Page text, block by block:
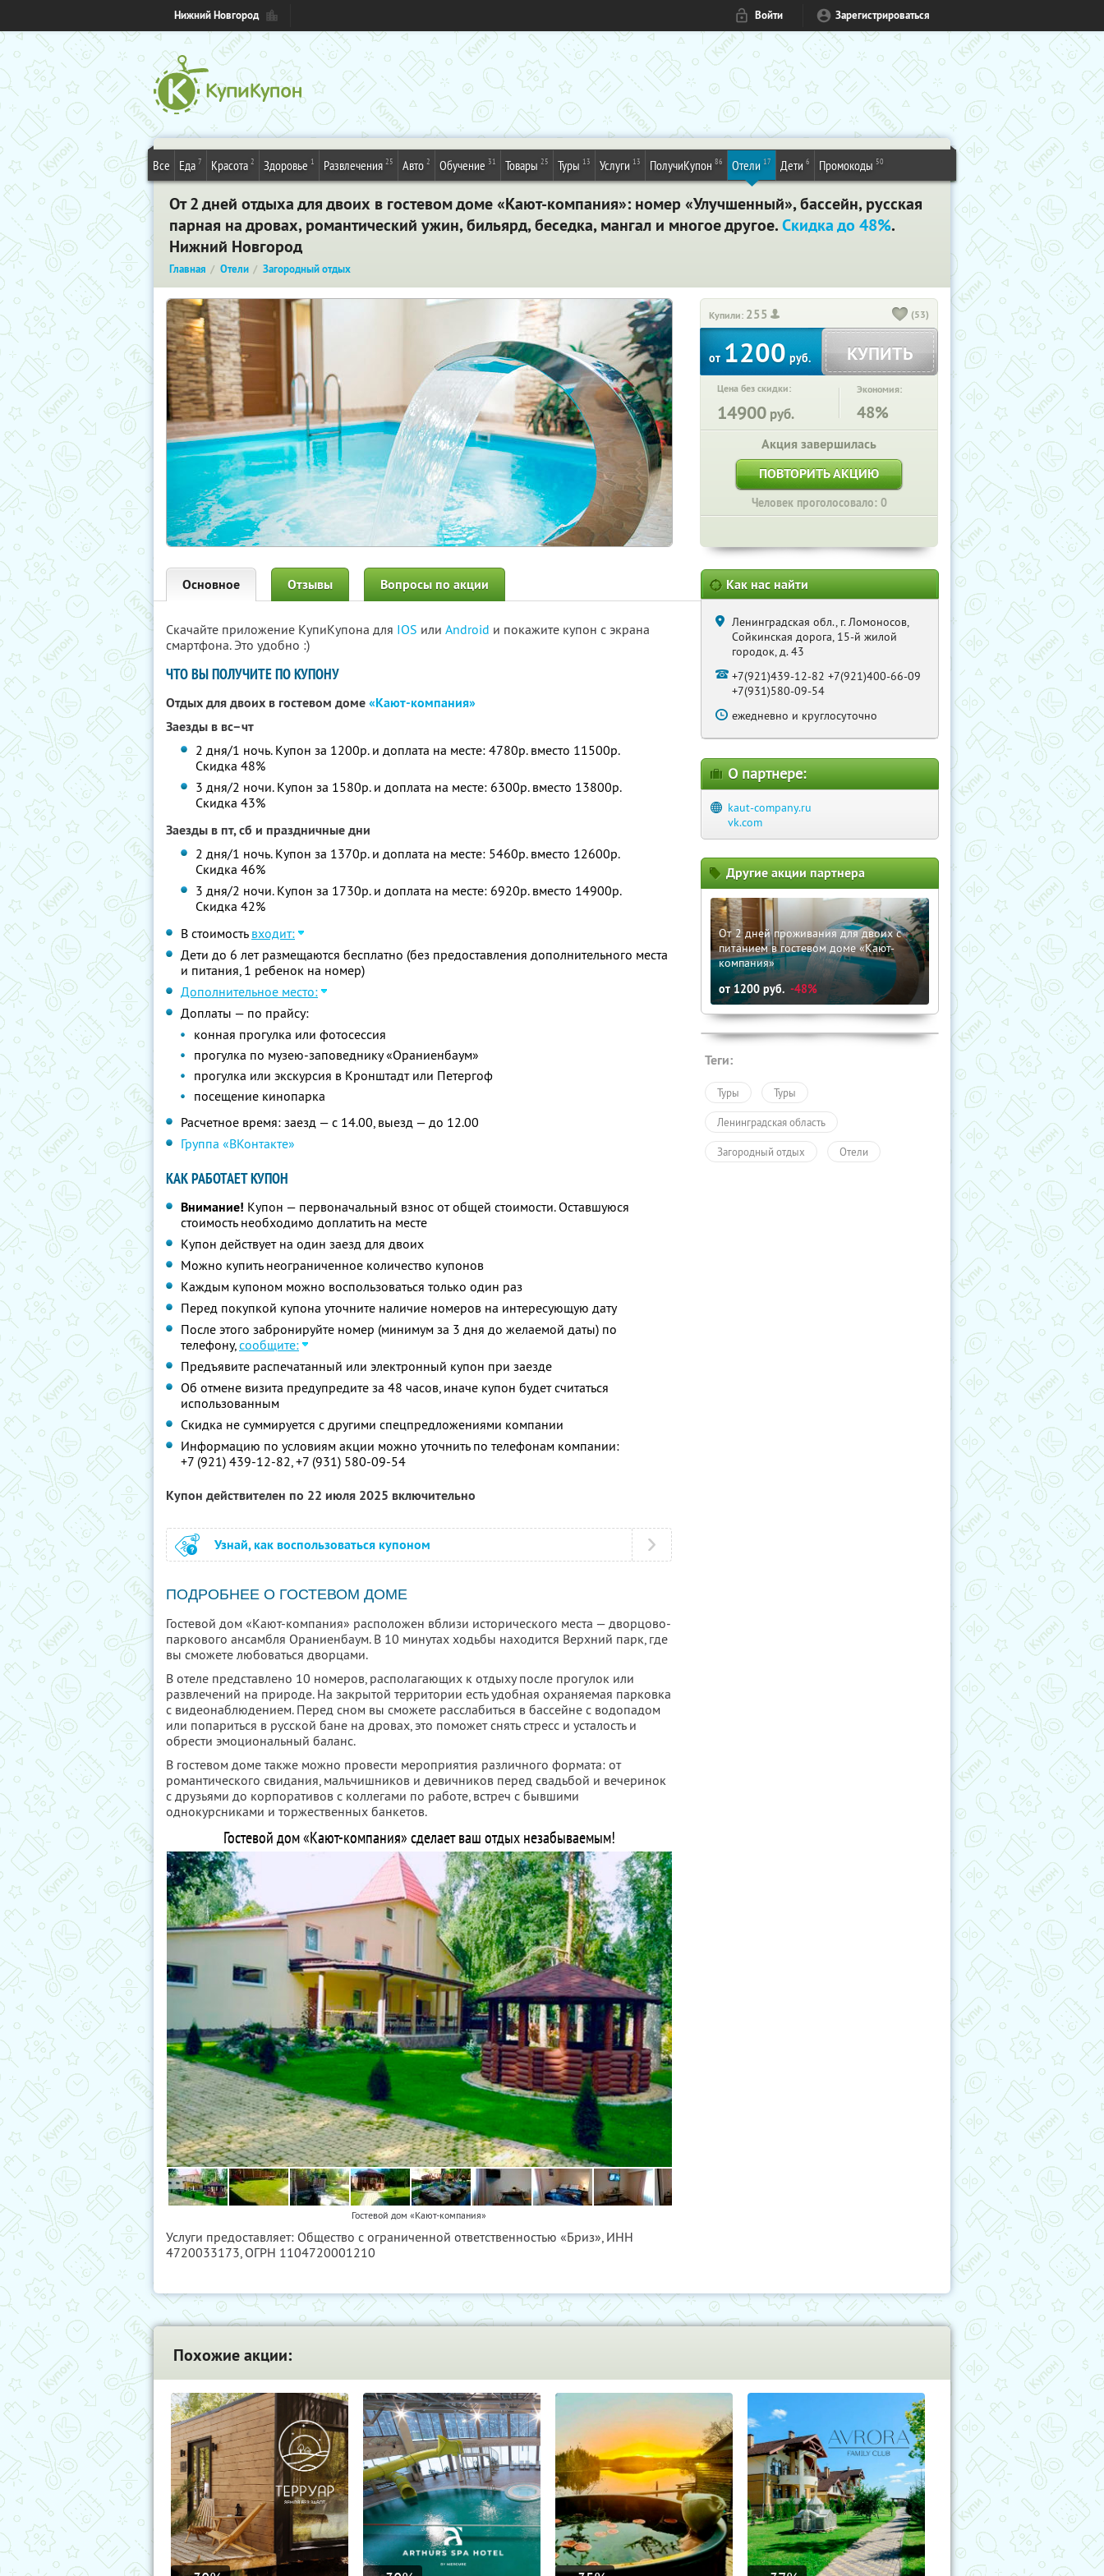
Нижний Новгород Войти Зарегистрироваться
Все Еда 7 Красота 2 Здоровье 1 Развлечения 25 Авто 2 Обучение 31 Товары 25 Туры 13 Услуги 13 ПолучиКупон 86 Отели 17 Дети 6 Промокоды 50
От 2 дней отдыха для двоих в гостевом доме «Кают-компания»: номер «Улучшенный», бассейн, русская
парная на дровах, романтический ужин, бильярд, беседка, мангал и многое другое.Скидка до 48%.
Нижний Новгород
Главная Отели Загородный отдых
Купили: 255 (53)
от 1200 руб. КУПИТЬ
Цена без скидки:
14900 руб.
Экономия:
48%
Акция завершилась
ПОВТОРИТЬ АКЦИЮ
Человек проголосовало: 0
Основное Отзывы Вопросы по акции
Скачайте приложение КупиКупона для IOS или Android и покажите купон с экрана
смартфона. Это удобно :)
ЧТО ВЫ ПОЛУЧИТЕ ПО КУПОНУ
Отдых для двоих в гостевом доме«Кают-компания»
Заезды в вс–чт
2 дня/1 ночь. Купон за 1200р. и доплата на месте: 4780р. вместо 11500р.
Скидка 48%
3 дня/2 ночи. Купон за 1580р. и доплата на месте: 6300р. вместо 13800р.
Скидка 43%
Заезды в пт, сб и праздничные дни
2 дня/1 ночь. Купон за 1370р. и доплата на месте: 5460р. вместо 12600р.
Скидка 46%
3 дня/2 ночи. Купон за 1730р. и доплата на месте: 6920р. вместо 14900р.
Скидка 42%
В стоимость входит:
Дети до 6 лет размещаются бесплатно (без предоставления дополнительного места
и питания, 1 ребенок на номер)
Дополнительное место:
Доплаты — по прайсу:
конная прогулка или фотосессия
прогулка по музею-заповеднику «Ораниенбаум»
прогулка или экскурсия в Кронштадт или Петергоф
посещение кинопарка
Расчетное время: заезд — с 14.00, выезд — до 12.00
Группа «ВКонтакте»
КАК РАБОТАЕТ КУПОН
Внимание! Купон — первоначальный взнос от общей стоимости. Оставшуюся
стоимость необходимо доплатить на месте
Купон действует на один заезд для двоих
Можно купить неограниченное количество купонов
Каждым купоном можно воспользоваться только один раз
Перед покупкой купона уточните наличие номеров на интересующую дату
После этого забронируйте номер (минимум за 3 дня до желаемой даты) по
телефону,сообщите:
Предъявите распечатанный или электронный купон при заезде
Об отмене визита предупредите за 48 часов, иначе купон будет считаться
использованным
Скидка не суммируется с другими спецпредложениями компании
Информацию по условиям акции можно уточнить по телефонам компании:
+7 (921) 439-12-82, +7 (931) 580-09-54
Купон действителен по 22 июля 2025 включительно
Узнай, как воспользоваться купоном
ПОДРОБНЕЕ О ГОСТЕВОМ ДОМЕ
Гостевой дом «Кают-компания» расположен вблизи исторического места — дворцово-
паркового ансамбля Ораниенбаум. В 10 минутах ходьбы находится Верхний парк, где
вы сможете любоваться дворцами.
В отеле представлено 10 номеров, располагающих к отдыху после прогулок или
развлечений на природе. На закрытой территории есть удобная охраняемая парковка
с видеонаблюдением. Перед сном вы сможете расслабиться в бассейне с водопадом
или попариться в русской бане на дровах, это поможет снять стресс и усталость и
обрести эмоциональный баланс.
В гостевом доме также можно провести мероприятия различного формата: от
романтического свидания, мальчишников и девичников перед свадьбой и вечеринок
с друзьями до корпоративов с коллегами по работе, встреч с бывшими
однокурсниками и торжественных банкетов.
Гостевой дом «Кают-компания» сделает ваш отдых незабываемым!
Гостевой дом «Кают-компания»
Услуги предоставляет: Общество с ограниченной ответственностью «Бриз», ИНН
4720033173, ОГРН 1104720001210
Как нас найти
Ленинградская обл., г. Ломоносов,
Сойкинская дорога, 15-й жилой
городок, д. 43
+7(921)439-12-82 +7(921)400-66-09
+7(931)580-09-54
ежедневно и круглосуточно
О партнере:
kaut-company.ru
vk.com
Другие акции партнера
От 2 дней проживания для двоих с
питанием в гостевом доме «Кают-
компания»
от1200 руб. -48%
Теги:
Туры Туры
Ленинградская область
Загородный отдых Отели
Похожие акции: